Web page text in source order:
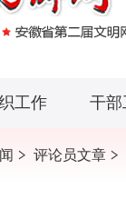
工作 干部
评论员文章